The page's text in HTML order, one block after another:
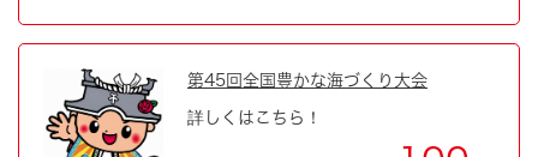
第45回全国豊かな海づくり大会
詳しくはこちら！